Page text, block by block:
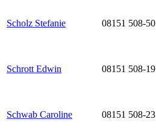
Scholz Stefanie 08151 508-50
Schrott Edwin 08151 508-19
Schwab Caroline 08151 508-23